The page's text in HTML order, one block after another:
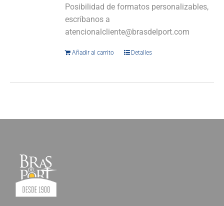
Posibilidad de formatos personalizables,
escríbanos a
atencionalcliente@brasdelport.com
Añadir al carrito Detalles